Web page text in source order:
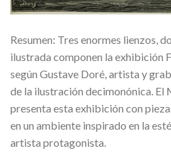
Resumen: Tres enormes lienzos,
ilustrada componen la exhibición
según Gustave Doré, artista y
de la ilustración decimonónica. El
presenta esta exhibición con
en un ambiente inspirado en la
artista protagonista.